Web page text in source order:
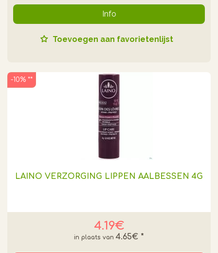
Info
Toevoegen aan favorietenlijst
LAINO VERZORGING LIPPEN AALBESSEN 4G
4.19€
4.65€ *
-10% **